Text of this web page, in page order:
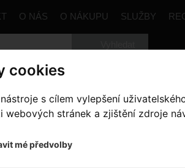
cookies
s cílem vylepšení
webových stránek a zjištění zdroje
mé předvolby
O NÁS O NÁKUPU SLUŽBY
SRAM AXS POD